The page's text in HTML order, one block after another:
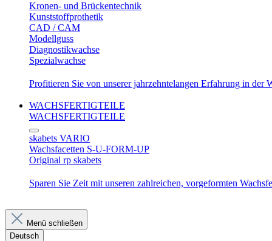
Kronen- und Brückentechnik
Kunststoffprothetik
CAD / CAM
Modellguss
Diagnostikwachse
Spezialwachse
Profitieren Sie von unserer jahrzehntelangen Erfahrung in der
WACHSFERTIGTEILE
WACHSFERTIGTEILE
skabets VARIO
Wachsfacetten S-U-FORM-UP
Original rp skabets
Sparen Sie Zeit mit unseren zahlreichen, vorgeformten
Menü schließen
Deutsch